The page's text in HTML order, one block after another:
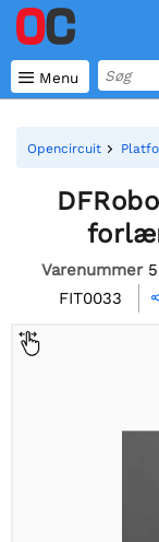
 Menu
Opencircuit
Varenummer
FIT0033